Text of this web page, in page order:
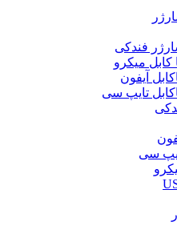
فندکی
کابل میکرو
آیفون
تایپ سی
سی